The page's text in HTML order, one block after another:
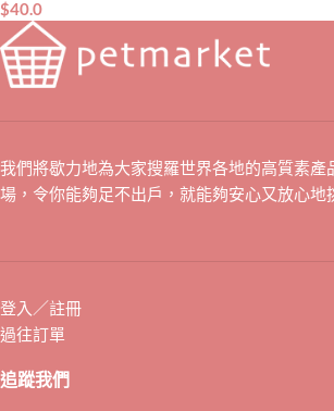
$40.0
我們將歇力地為大家搜羅世界各地的高質素產
場，令你能夠足不出戶，就能夠安心又放心地
登入／註冊
過往訂單
追蹤我們